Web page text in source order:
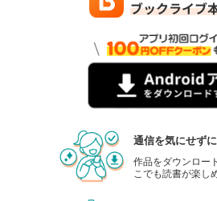
通信を気にせず
作品をダウンロー
こでも読書が楽し